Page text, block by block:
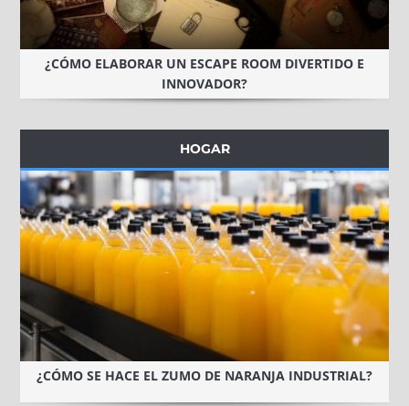
¿CÓMO ELABORAR UN ESCAPE ROOM DIVERTIDO E
INNOVADOR?
HOGAR
¿CÓMO SE HACE EL ZUMO DE NARANJA INDUSTRIAL?